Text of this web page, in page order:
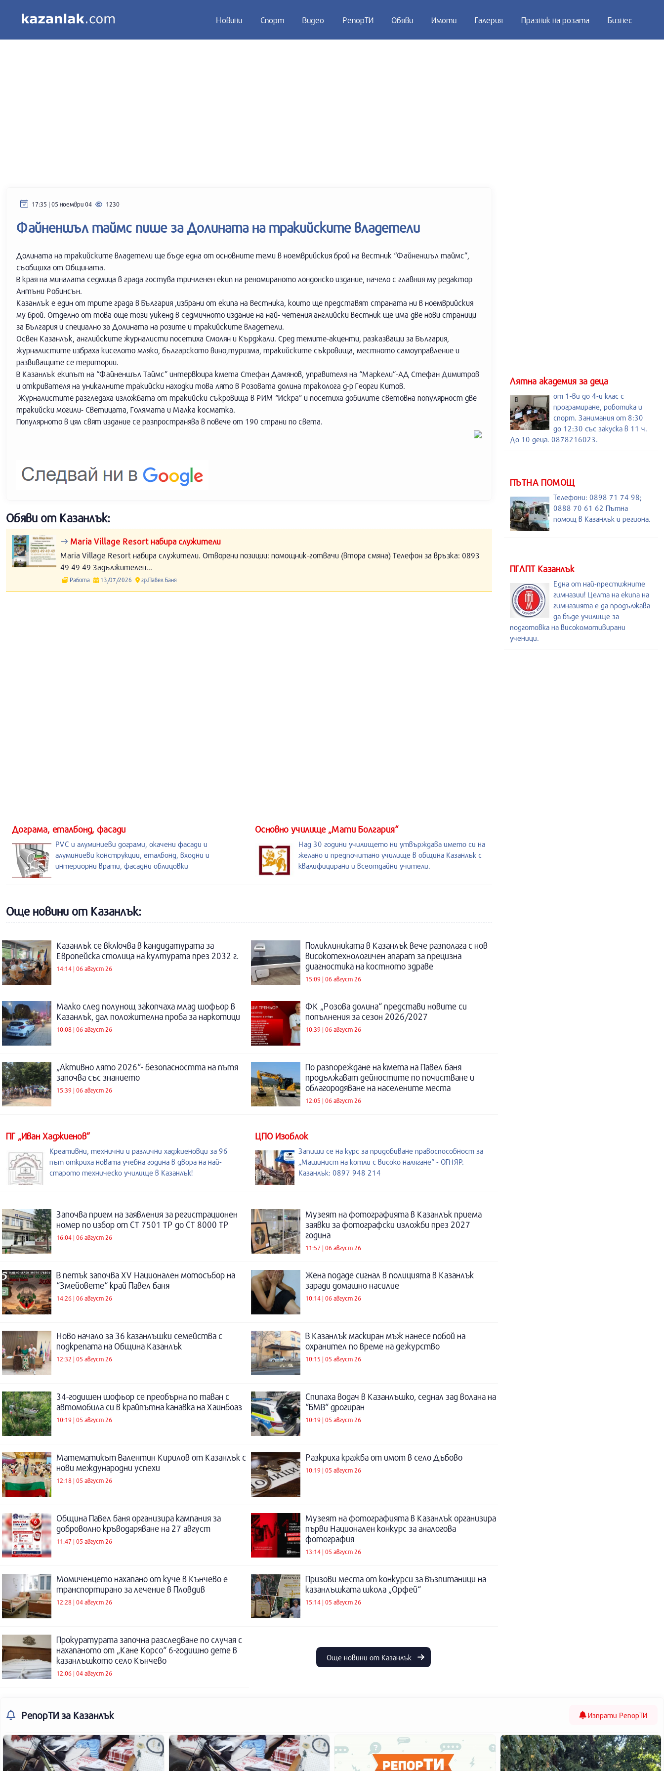
Новини Спорт Видео РепорТИ Обяви Имоти Галерия Празник на розата Бизнес
17:35 | 05 ноември 04 1230
Файненшъл таймс пише за Долината на тракийските владетели
Долината на тракийските владетели ще бъде една от основните теми в ноемврийския брой на вестник “Файненшъл таймс”,
съобщиха от Общината.
В края на миналата седмица в града гостува тричленен екип на реномираното лондонско издание, начело с главния му редактор
Антъни Робинсън.
Казанлък е един от трите града в България ,избрани от екипа на вестника, които ще представят страната ни в ноемврийския
му брой. Отделно от това още този уикенд в седмичното издание на най- четения английски вестник ще има две нови страници
за България и специално за Долината на розите и тракийските владетели.
Освен Казанлък, английските журналисти посетиха Смолян и Кърджали. Сред темите-акценти, разказващи за България,
журналистите избраха киселото мляко, българското вино,туризма, тракийските съкровища, местното самоуправление и
развиващите се територии.
В Казанлък екипът на “Файненшъл Таймс” интервюира кмета Стефан Дамянов, управителя на “Маркели”-АД Стефан Димитров
и откривателя на уникалните тракийски находки това лято в Розовата долина траколога д-р Георги Китов.
Журналистите разгледаха изложбата от тракийски съкровища в РИМ “Искра” и посетиха добилите световна популярност две
тракийски могили- Светицата, Голямата и Малка косматка.
Популярното в цял свят издание се разпространява в повече от 190 страни по света.
Обяви от Казанлък:
Maria Village Resort набира служители
Maria Village Resort набира служители. Отворени позиции: помощник-готвачи (втора смяна) Телефон за връзка: 0893
49 49 49 Задължителен...
Работа 13/07/2026 гр.Павел Баня
Лятна академия за деца
от 1-ви до 4-и клас с
програмиране, роботика и
спорт. Занимания от 8:30
до 12:30 със закуска в 11 ч.
До 10 деца. 0878216023.
ПЪТНА ПОМОЩ
Телефони: 0898 71 74 98;
0888 70 61 62 Пътна
помощ в Казанлък и региона.
ПГЛПТ Казанлък
Една от най-престижните
гимназии! Целта на екипа на
гимназията е да продължава
да бъде училище за
подготовка на високомотивирани
ученици.
Дограма, еталбонд, фасади
PVC и алуминиеви дограми, окачени фасади и
алуминиеви конструкции, еталбонд, входни и
интериорни врати, фасадни облицовки
Основно училище „Мати Болгария“
Над 30 години училището ни утвърждава името си на
желано и предпочитано училище в община Казанлък с
квалифицирани и всеотдайни учители.
Още новини от Казанлък:
Казанлък се включва в кандидатурата за
Европейска столица на културата през 2032 г.
14:14 | 06 август 26
Поликлиниката в Казанлък вече разполага с нов
високотехнологичен апарат за прецизна
диагностика на костното здраве
15:09 | 06 август 26
Малко след полунощ закопчаха млад шофьор в
Казанлък, дал положителна проба за наркотици
10:08 | 06 август 26
ФК „Розова долина“ представи новите си
попълнения за сезон 2026/2027
10:39 | 06 август 26
„Активно лято 2026“- безопасността на пътя
започва със знанието
15:39 | 06 август 26
По разпореждане на кмета на Павел баня
продължават дейностите по почистване и
облагородяване на населените места
12:05 | 06 август 26
ПГ „Иван Хаджиенов”
Креативни, технични и различни хаджиеновци за 96
път откриха новата учебна година в двора на най-
старото техническо училище в Казанлък!
ЦПО Изоблок
Запиши се на курс за придобиване правоспособност за
„Машинист на котли с високо налягане“ - ОГНЯР.
Казанлък: 0897 948 214
Започва прием на заявления за регистрационен
номер по избор от СТ 7501 ТР до СТ 8000 ТР
16:04 | 06 август 26
Музеят на фотографията в Казанлък приема
заявки за фотографски изложби през 2027
година
11:57 | 06 август 26
В петък започва XV Национален мотосъбор на
“Змейовете“ край Павел баня
14:26 | 06 август 26
Жена подаде сигнал в полицията в Казанлък
заради домашно насилие
10:14 | 06 август 26
Ново начало за 36 казанлъшки семейства с
подкрепата на Община Казанлък
12:32 | 05 август 26
В Казанлък маскиран мъж нанесе побой на
охранител по време на дежурство
10:15 | 05 август 26
34-годишен шофьор се преобърна по таван с
автомобила си в крайпътна канавка на Хаинбоаз
10:19 | 05 август 26
Спипаха водач в Казанлъшко, седнал зад волана на
“БМВ“ дрогиран
10:19 | 05 август 26
Математикът Валентин Кирилов от Казанлък с
нови международни успехи
12:18 | 05 август 26
Разкриха кражба от имот в село Дъбово
10:19 | 05 август 26
Община Павел баня организира кампания за
доброволно кръводаряване на 27 август
11:47 | 05 август 26
Музеят на фотографията в Казанлък организира
първи Национален конкурс за аналогова
фотография
13:14 | 05 август 26
Момиченцето нахапано от куче в Кънчево е
транспортирано за лечение в Пловдив
12:28 | 04 август 26
Призови места от конкурси за възпитаници на
казанлъшката школа „Орфей“
15:14 | 05 август 26
Прокуратурата започна разследване по случая с
нахапаното от „Кане Корсо“ 6-годишно дете в
казанлъшкото село Кънчево
12:06 | 04 август 26
Още новини от Казанлък
РепорТИ за Казанлък Изпрати РепорТИ